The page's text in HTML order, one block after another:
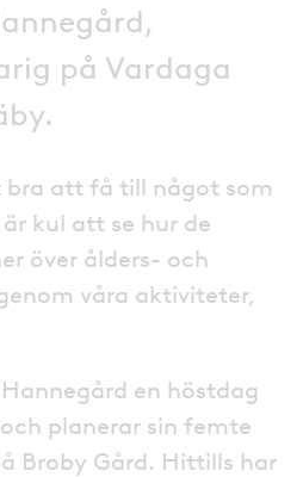
på Vardaga
att få till något som
kul att se hur de
över ålders- och
våra aktiviteter,
en höstdag
planerar sin femte
Broby Gård. Hittills har